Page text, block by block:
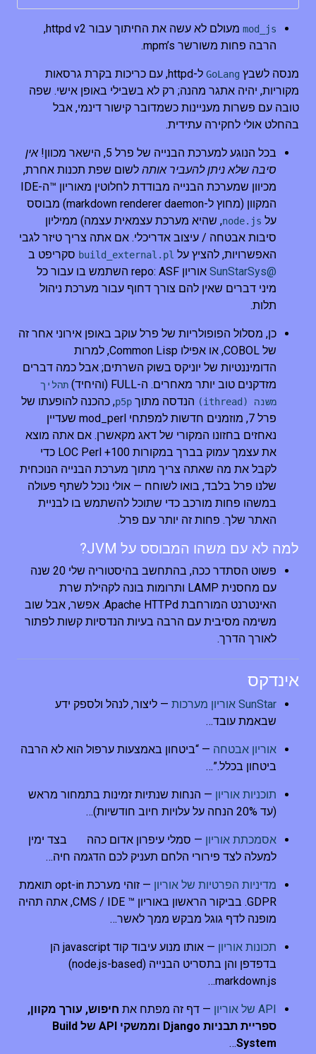
mod_js
מעולם לא עשה את החיתוך עבור httpd v2,
הרבה פחות משורשר mpm’s.
מנסה לשבץ GoLang
ל-httpd, עם כריכות בקרת גרסאות
מקוריות, יהיה אתגר מהנה; רק לא בשבילי באופן אישי. שפה
טובה עם פשרות מעניינות כשמדובר קישור דינמי, אבל
בהחלט אולי לחקירה עתידית.
בכל הנוגע למערכת הבנייה של פרל 5, הישאר מכוון!
אין
סיבה שלא ניתן להעביר אותה לשום שפת תכנות אחרת,
מכיוון שמערכת הבנייה מבודדת לחלוטין מאוריון ™ה-IDE
המקוון (מחוץ ל-markdown renderer daemon) מבוסס
על node.js, שהיא מערכת עצמאית עצמה) ממיליון
סיבות אבטחה / עיצוב אדריכלי. אם אתה צריך טיזר לגבי
האפשרויות, להציץ על build_external.pl סקריפט ב
@SunStarSys
אוריון repo: ASF השתמש בו עבור כל
מיני דברים שאין להם צורך דחוף עבור מערכת ניהול
תלות.
כן, מסלול הפופולריות של פרל עוקב באופן אירוני אחר זה
של COBOL, או אפילו Common Lisp, למרות
הדומיננטיות של יוניקס בשוק השרתים; אבל כמה דברים
מזדקנים טוב יותר מאחרים. ה-FULL (והיחיד)
תהליך
משנה (ithread)
הנדסה מתוך p5p, כהכנה להופעתו של
פרל 7, מוזמנים חדשות למפתחי mod_perl שעדיין
נאחזים בחזונו המקורי של דאג מקאשרן. אם אתה מוצא
את עצמך עמוק בברך במקורות 100+ LOC Perl כדי
לקבל את מה שאתה צריך מתוך מערכת הבנייה הנוכחית
שלנו פרל בלבד, בואו לשוחח — אולי נוכל לשתף פעולה
במשהו פחות מורכב כדי שתוכל להשתמש בו לבניית
האתר שלך. פחות זה יותר עם פרל.
למה לא עם משהו המבוסס על JVM?
פשוט הסתדר ככה, בהתחשב בהיסטוריה שלי 20 שנה
עם מחסנית LAMP ותרומות בונה לקהילת שרת
האינטרנט המורחבת Apache HTTPd. אפשר, אבל שוב
משימה מסיבית עם הרבה בעיות הנדסיות קשות לפתור
לאורך הדרך.
אינדקס
SunStar אוריון מערכות
— ליצור, לנהל ולספק ידע
שבאמת עובד…
אוריון אבטחה — “ביטחון באמצעות ערפול הוא לא הרבה
ביטחון בכלל.”…
תוכניות אוריון — הנחות שנתיות זמינות בתמחור מראש
(עד 20% הנחה על עלויות חיוב חודשיות)…
אסמכתת אוריון — סמלי עיפרון אדום כהה
בצד ימין
למעלה לצד פירורי הלחם תעניק לכם הדגמה חיה…
מדיניות הפרטיות של אוריון
— זוהי מערכת opt-in תואמת
GDPR. בביקור הראשון באוריון ™ CMS / IDE, אתה תהיה
מופנה לדף גוגל מבקש ממך לאשר…
תכונות אוריון
— אותו מנוע עיבוד קוד javascript הן
בדפדפן והן בתסריט הבנייה (node.js-based)
markdown.js…
API של אוריון — דף זה מפתח את חיפוש, עורך מקוון,
ספריית תבניות Django וממשקי API של Build
System
…